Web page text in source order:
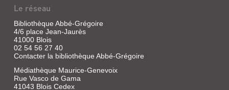
TEMPS
LA
MARINE
DE
LOIRE.
LES
SOUVENIRE
PLAISIRS
DE
LOIRE
Le réseau
Bibliothèque Abbé-Grégoire
4/6 place Jean-Jaurès
41000 Blois
02 54 56 27 40
Contacter la bibliothèque Abbé-Grégoire
Médiathèque Maurice-Genevoix
Rue Vasco de Gama
41043 Blois Cedex